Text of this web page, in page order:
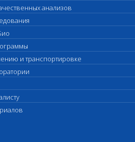
анализов
и транспортировке